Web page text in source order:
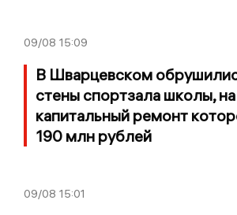
09/08 15:09
В Шварцевском
стены спортзала школы, на
капитальный ремонт
190 млн рублей
09/08 15:01